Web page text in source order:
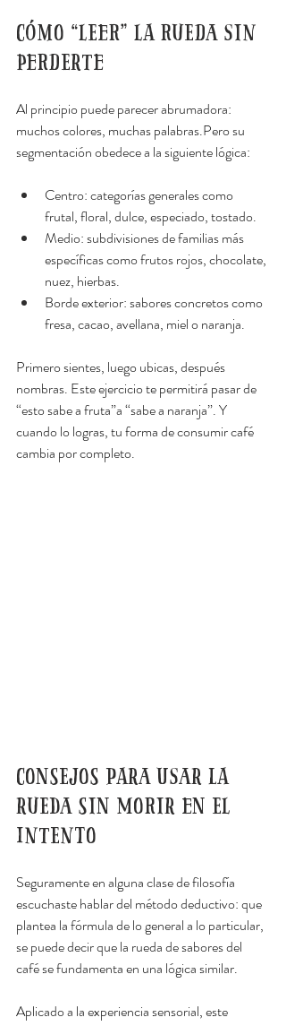
Cómo “leer” la rueda sin
perderte
Al principio puede parecer abrumadora:
muchos colores, muchas palabras.Pero su
segmentación obedece a la siguiente lógica:
Centro: categorías generales como
frutal, floral, dulce, especiado, tostado.
Medio: subdivisiones de familias más
específicas como frutos rojos, chocolate,
nuez, hierbas.
Borde exterior: sabores concretos como
fresa, cacao, avellana, miel o naranja.
Primero sientes, luego ubicas, después
nombras. Este ejercicio te permitirá pasar de
“esto sabe a fruta”a “sabe a naranja”. Y
cuando lo logras, tu forma de consumir café
cambia por completo.
Consejos para usar la
rueda sin morir en el
intento
Seguramente en alguna clase de filosofía
escuchaste hablar del método deductivo: que
plantea la fórmula de lo general a lo particular,
se puede decir que la rueda de sabores del
café se fundamenta en una lógica similar.
Aplicado a la experiencia sensorial, este